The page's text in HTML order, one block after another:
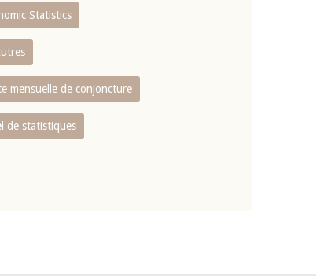
Statistics
mensuelle de conjoncture
de statistiques